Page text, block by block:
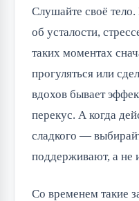
Слушайте своё тело.
об усталости,
таких моментах
прогуляться или
вдохов бывает
перекус. А когда
сладкого —
поддерживают, а не
Со временем такие